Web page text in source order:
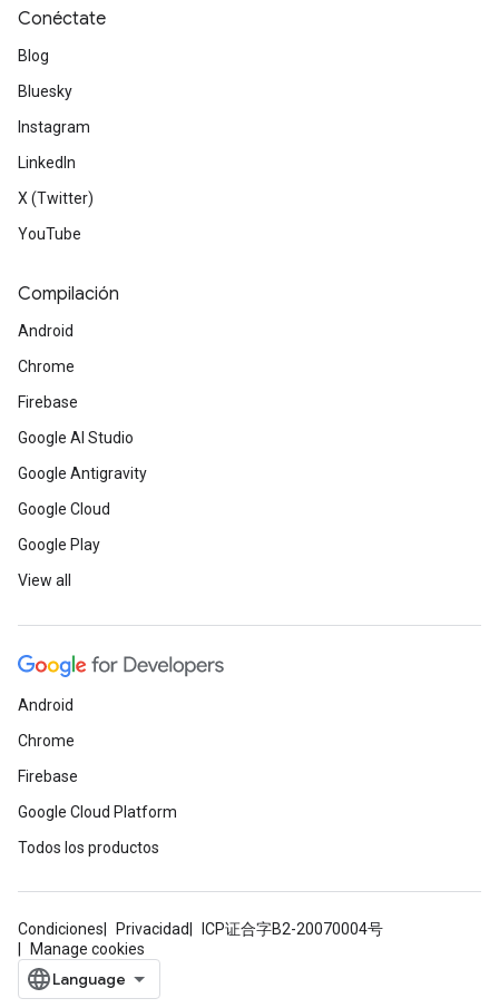
Conéctate
Blog
Bluesky
Instagram
LinkedIn
X (Twitter)
YouTube
Compilación
Android
Chrome
Firebase
Google AI Studio
Google Antigravity
Google Cloud
Google Play
View all
Android
Chrome
Firebase
Google Cloud Platform
Todos los productos
Condiciones Privacidad
ICP证合字B2-20070004号
Manage cookies